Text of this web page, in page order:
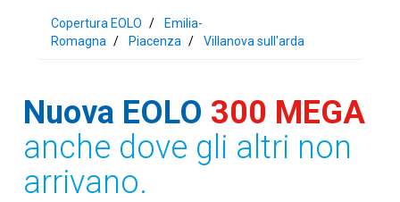
Copertura EOLO
Emilia-
Romagna
Piacenza Villanova sull'arda
Nuova EOLO 300 MEGA
anche dove gli altri non
arrivano.